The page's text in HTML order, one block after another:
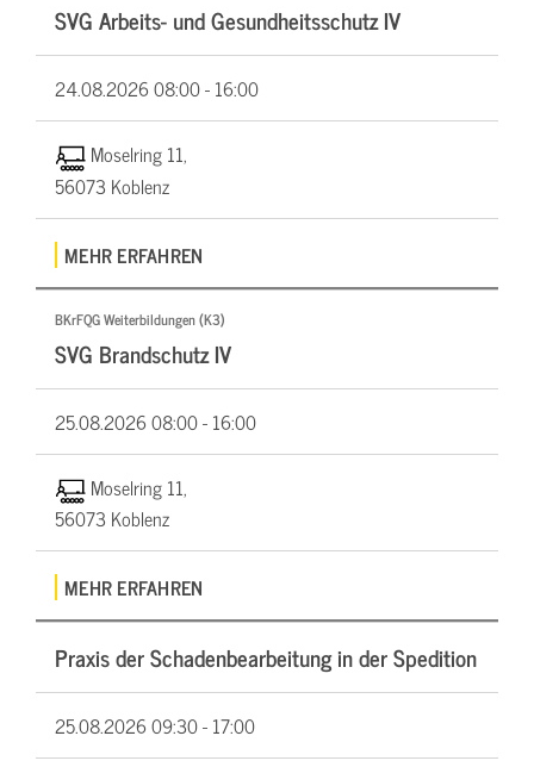
SVG Arbeits- und Gesundheitsschutz IV
24.08.202608:00 - 16:00
Moselring 11,
56073 Koblenz
MEHR ERFAHREN
BKrFQG Weiterbildungen (K3)
SVG Brandschutz IV
25.08.202608:00 - 16:00
Moselring 11,
56073 Koblenz
MEHR ERFAHREN
Praxis der Schadenbearbeitung in der Spedition
25.08.202609:30 - 17:00